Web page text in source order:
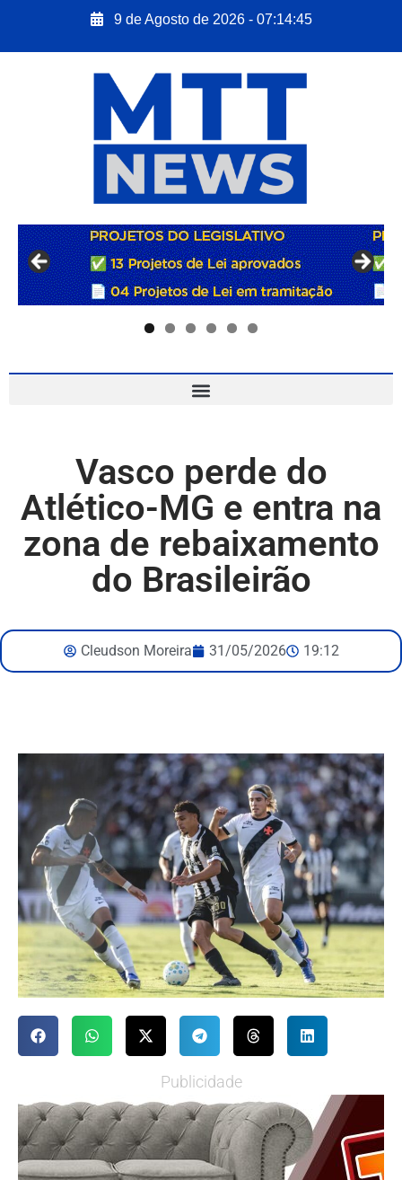
9 de Agosto de 2026 - 07:14:46
Vasco perde do
Atlético-MG e entra na
zona de rebaixamento
do Brasileirão
Cleudson Moreira 31/05/2026 19:12
Publicidade